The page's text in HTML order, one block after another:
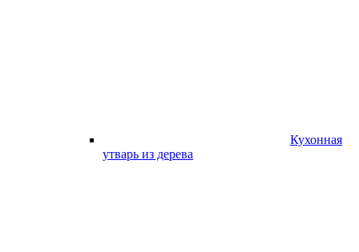
Кухонная
утварь из дерева